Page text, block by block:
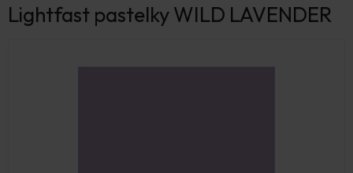
Lightfast pastelky WILD LAVENDER